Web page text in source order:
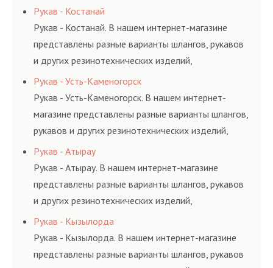
соответствующих ГОСТам, техническим условиям
и нормативам.
Рукав - Костанай
Рукав - Костанай. В нашем интернет-магазине
представлены разные варианты шлангов, рукавов
и других резинотехнических изделий,
соответствующих ГОСТам, техническим условиям
и нормативам.
Рукав - Усть-Каменогорск
Рукав - Усть-Каменогорск. В нашем интернет-
магазине представлены разные варианты шлангов,
рукавов и других резинотехнических изделий,
соответствующих ГОСТам, техническим условиям
и нормативам.
Рукав - Атырау
Рукав - Атырау. В нашем интернет-магазине
представлены разные варианты шлангов, рукавов
и других резинотехнических изделий,
соответствующих ГОСТам, техническим условиям
и нормативам.
Рукав - Кызылорда
Рукав - Кызылорда. В нашем интернет-магазине
представлены разные варианты шлангов, рукавов